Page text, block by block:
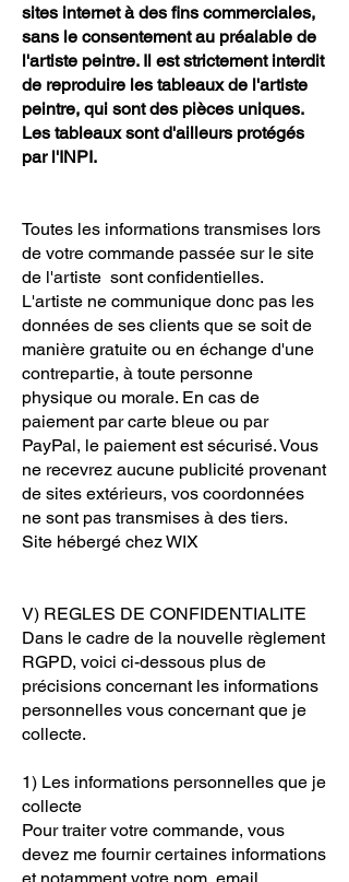
sites internet à des fins commerciales,
sans le consentement au préalable de
l'artiste peintre. Il est strictement interdit
de reproduire les tableaux de l'artiste
peintre, qui sont des pièces uniques.
Les tableaux sont d'ailleurs protégés
par l'INPI.
Toutes les informations transmises lors
de votre commande passée sur le site
de l'artiste sont confidentielles.
L'artiste ne communique donc pas les
données de ses clients que se soit de
manière gratuite ou en échange d'une
contrepartie, à toute personne
physique ou morale. En cas de
paiement par carte bleue ou par
PayPal, le paiement est sécurisé. Vous
ne recevrez aucune publicité provenant
de sites extérieurs, vos coordonnées
ne sont pas transmises à des tiers.
Site hébergé chez WIX
V) REGLES DE CONFIDENTIALITE
Dans le cadre de la nouvelle règlement
RGPD, voici ci-dessous plus de
précisions concernant les informations
personnelles vous concernant que je
collecte.
1) Les informations personnelles que je
collecte
Pour traiter votre commande, vous
devez me fournir certaines informations